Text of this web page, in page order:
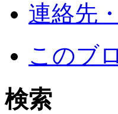
連絡先
このブ
検索